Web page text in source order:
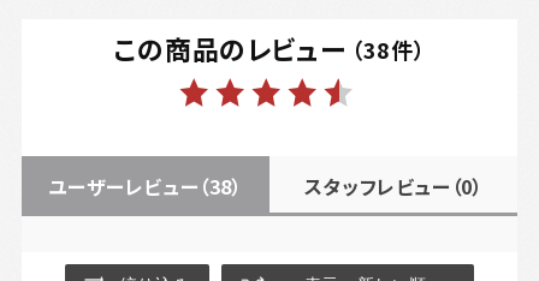
この商品のレビュー （38件）
ユーザーレビュー （38） スタッフレビュー （0）